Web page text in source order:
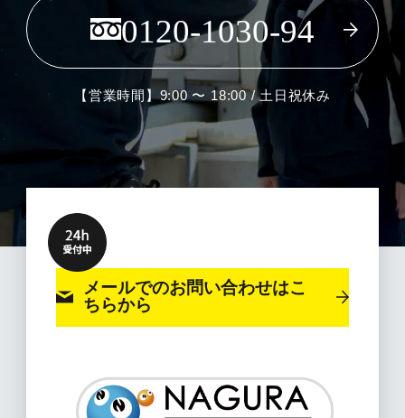
0120-1030-94
【営業時間】9:00 〜 18:00 / 土日祝休み
メールでのお問い合わせはこ
ちらから